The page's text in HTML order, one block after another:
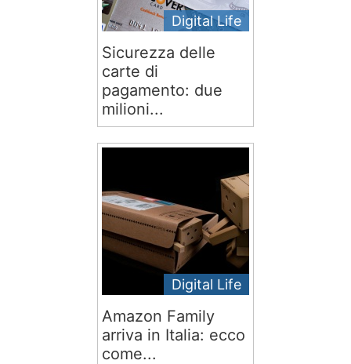
Digital Life
Sicurezza delle
carte di
pagamento: due
milioni...
Digital Life
Amazon Family
arriva in Italia: ecco
come...